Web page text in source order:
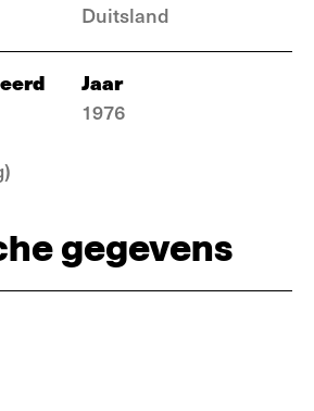
Duitsland
Jaar
1976
gegevens